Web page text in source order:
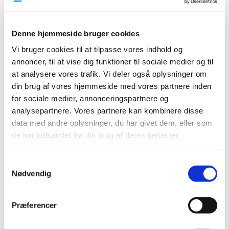
Denne hjemmeside bruger cookies
Vi bruger cookies til at tilpasse vores indhold og
annoncer, til at vise dig funktioner til sociale medier og til
at analysere vores trafik. Vi deler også oplysninger om
din brug af vores hjemmeside med vores partnere inden
for sociale medier, annonceringspartnere og
analysepartnere. Vores partnere kan kombinere disse
data med andre oplysninger, du har givet dem, eller som
de har indsamlet fra din brug af deres tjenester.
Nødvendig
Præferencer
2023 (195)
2020 (263)
december (24)
november (33)
oktober (20)
september (20)
august (17)
juli (11)
juni (21)
april (24)
februar (12)